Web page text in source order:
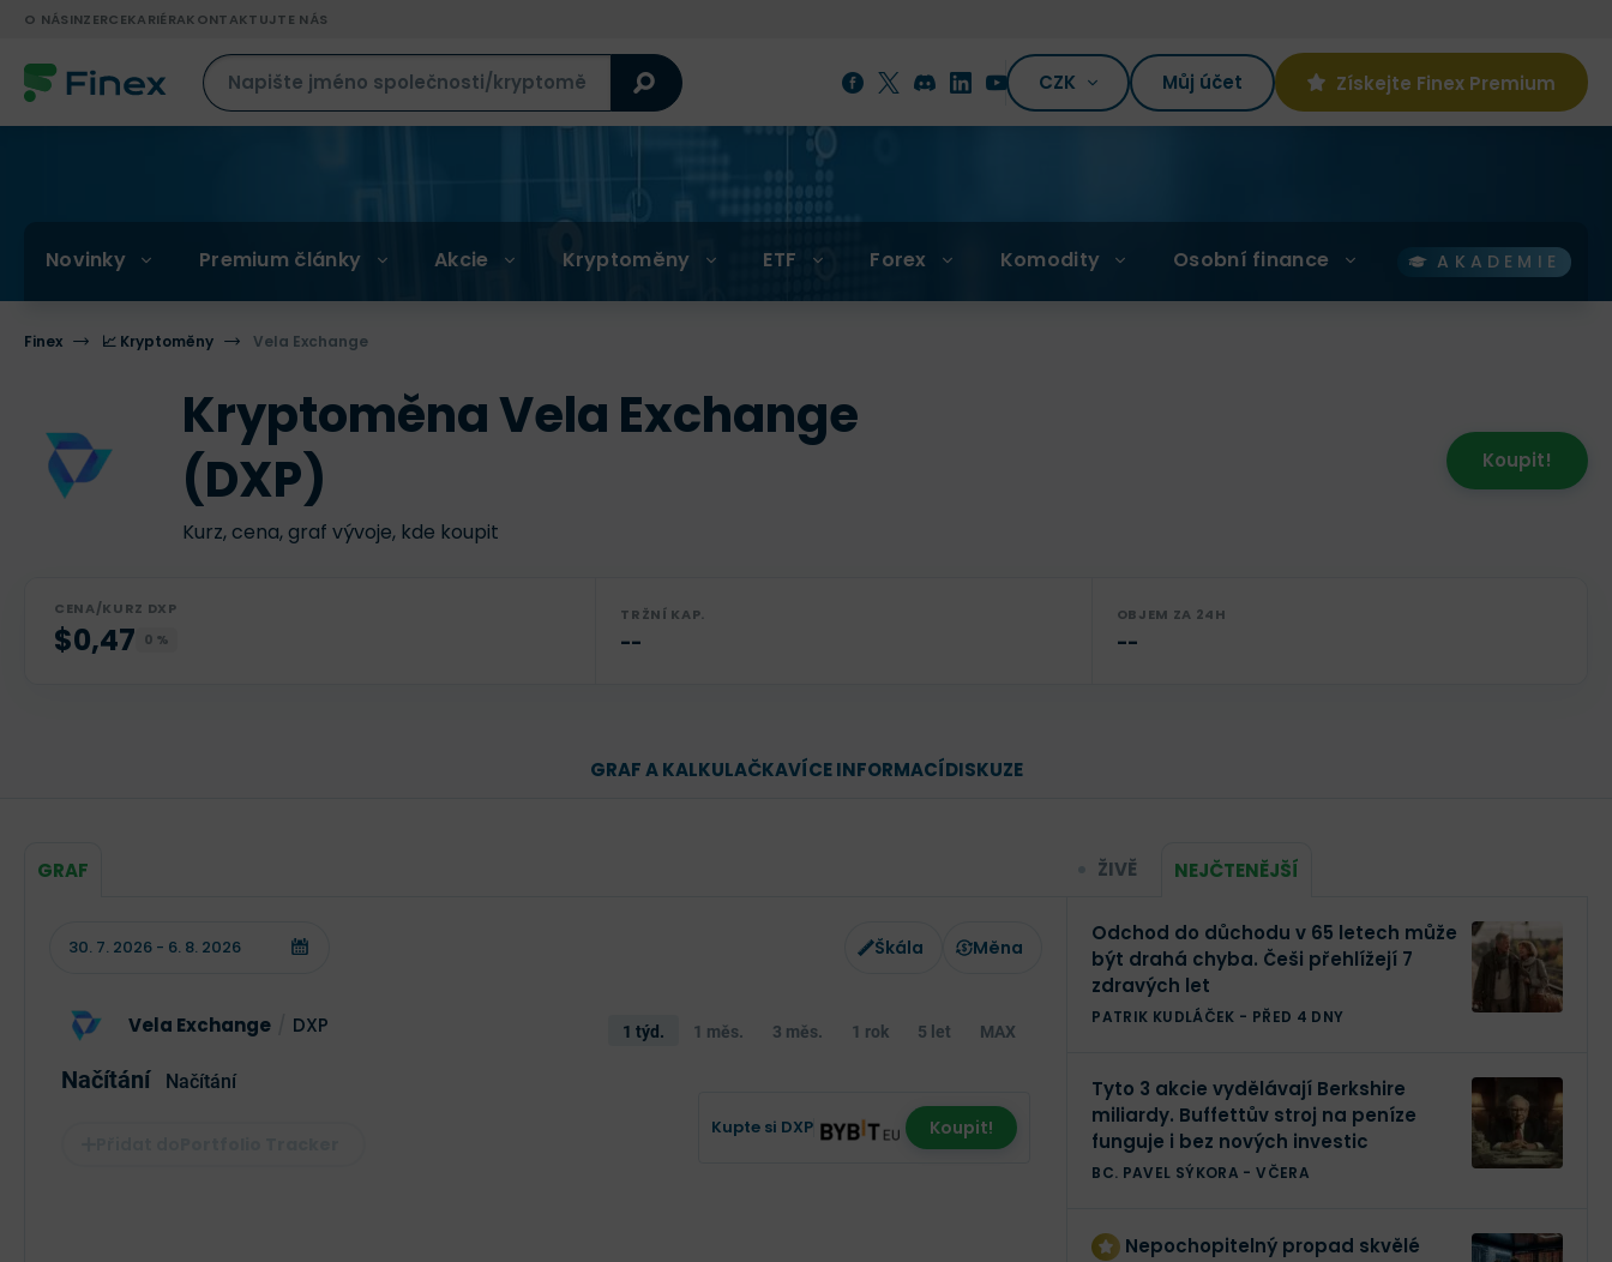
O NÁSINZERCEKARIÉRAKONTAKTUJTE NÁS
CZK Můj účet Získejte Finex Premium
Novinky Premium články Akcie Kryptoměny ETF Forex Komodity Osobní finance AKADEMIE
Finex 📈 Kryptoměny Vela Exchange
Kryptoměna Vela Exchange
(DXP)
Kurz, cena, graf vývoje, kde koupit
Koupit!
CENA/KURZ DXP
$0,47 0 %
TRŽNÍ KAP.
--
OBJEM ZA 24H
--
GRAF A KALKULAČKAVÍCE INFORMACÍDISKUZE
GRAF
Škála Měna
Vela Exchange DXP
Načítání Načítání
1 týd. 1 měs. 3 měs. 1 rok 5 let MAX
Kupte si DXP Koupit!
ŽIVĚ NEJČTENĚJŠÍ
Odchod do důchodu v 65 letech může
být drahá chyba. Češi přehlížejí 7
zdravých let
PATRIK KUDLÁČEK - PŘED 4 DNY
Tyto 3 akcie vydělávají Berkshire
miliardy. Buffettův stroj na peníze
funguje i bez nových investic
BC. PAVEL SÝKORA -VČERA
Nepochopitelný propad skvělé